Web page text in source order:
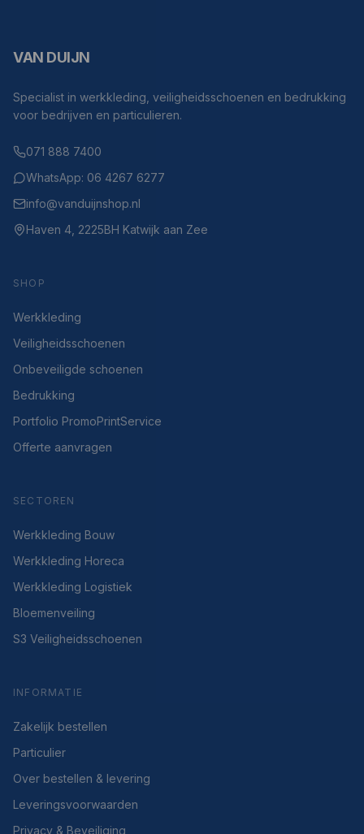
VAN DUIJN
Specialist in werkkleding, veiligheidsschoenen en bedrukking
voor bedrijven en particulieren.
071 888 7400
WhatsApp: 06 4267 6277
info@vanduijnshop.nl
Haven 4, 2225BH Katwijk aan Zee
SHOP
Werkkleding
Veiligheidsschoenen
Onbeveiligde schoenen
Bedrukking
Portfolio PromoPrintService
Offerte aanvragen
SECTOREN
Werkkleding Bouw
Werkkleding Horeca
Werkkleding Logistiek
Bloemenveiling
S3 Veiligheidsschoenen
INFORMATIE
Zakelijk bestellen
Particulier
Over bestellen & levering
Leveringsvoorwaarden
Privacy & Beveiliging